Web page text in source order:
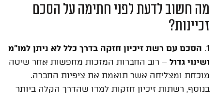
מה חשוב לדעת לפני חתימה על הסכם
זכיינות?
1. הסכם עם רשת זיכיון חזקה בדרך כלל לא ניתן למו"מ
ושינוי גדול – רוב החברות המזכות מחפשות אחר שיטה
מוכחת ומצליחה אשר תואמת את ציפיות החברה.
בנוסף, רשתות זיכיון חזקות למדו שהדרך הקלה ביותר